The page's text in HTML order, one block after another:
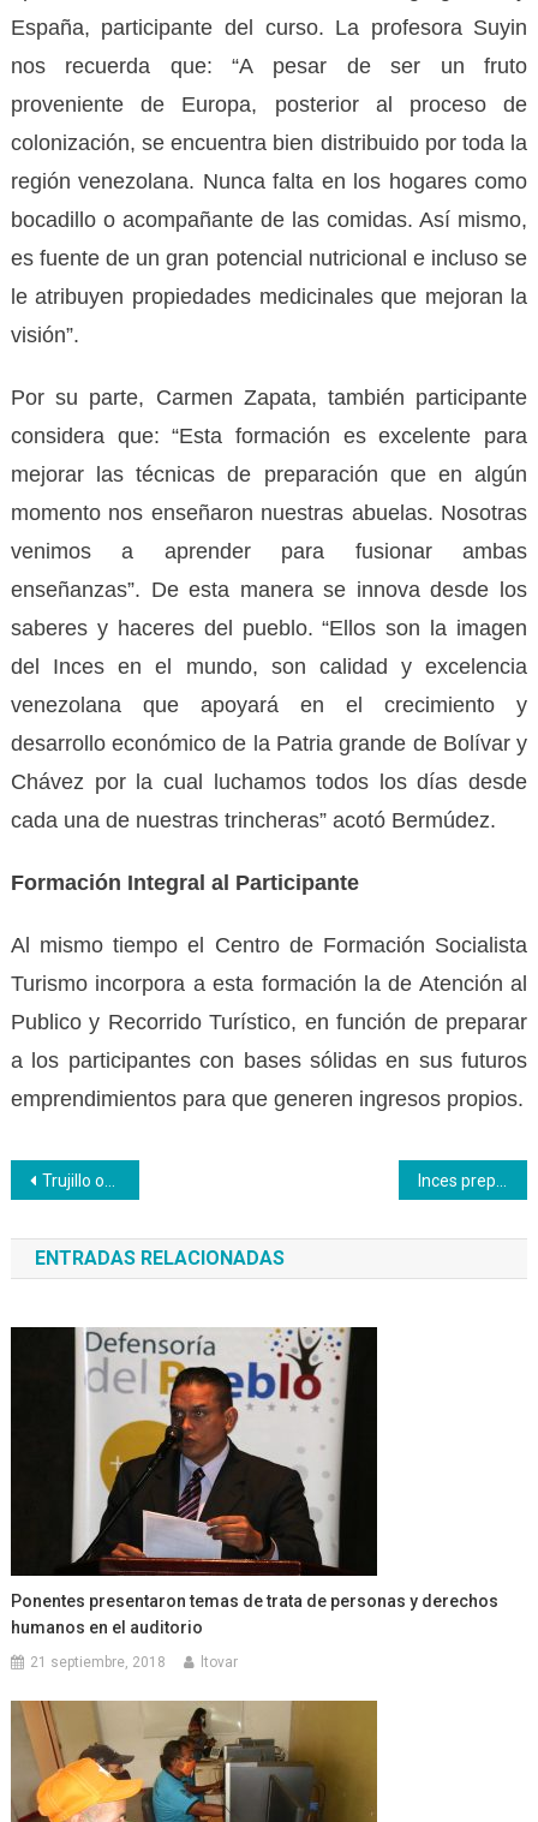
España, participante del curso. La profesora Suyin
nos recuerda que: “A pesar de ser un fruto
proveniente de Europa, posterior al proceso de
colonización, se encuentra bien distribuido por toda la
región venezolana. Nunca falta en los hogares como
bocadillo o acompañante de las comidas. Así mismo,
es fuente de un gran potencial nutricional e incluso se
le atribuyen propiedades medicinales que mejoran la
visión”.
Por su parte, Carmen Zapata, también participante
considera que: “Esta formación es excelente para
mejorar las técnicas de preparación que en algún
momento nos enseñaron nuestras abuelas. Nosotras
venimos a aprender para fusionar ambas
enseñanzas”. De esta manera se innova desde los
saberes y haceres del pueblo. “Ellos son la imagen
del Inces en el mundo, son calidad y excelencia
venezolana que apoyará en el crecimiento y
desarrollo económico de la Patria grande de Bolívar y
Chávez por la cual luchamos todos los días desde
cada una de nuestras trincheras” acotó Bermúdez.
Formación Integral al Participante
Al mismo tiempo el Centro de Formación Socialista
Turismo incorpora a esta formación la de Atención al
Publico y Recorrido Turístico, en función de preparar
a los participantes con bases sólidas en sus futuros
emprendimientos para que generen ingresos propios.
Navegación
de
entradas
Trujillo organizó Jornada Nacional de Diálogo y Rectificación
ENTRADAS RELACIONADAS
Ponentes presentaron temas de trata de personas y derechos
humanos en el auditorio
21 septiembre, 2018 ltovar